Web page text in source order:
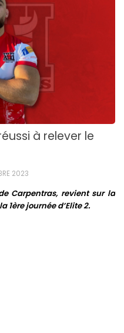
à relever le
2023
Carpentras, revient sur la
1ère journée d’Elite 2.